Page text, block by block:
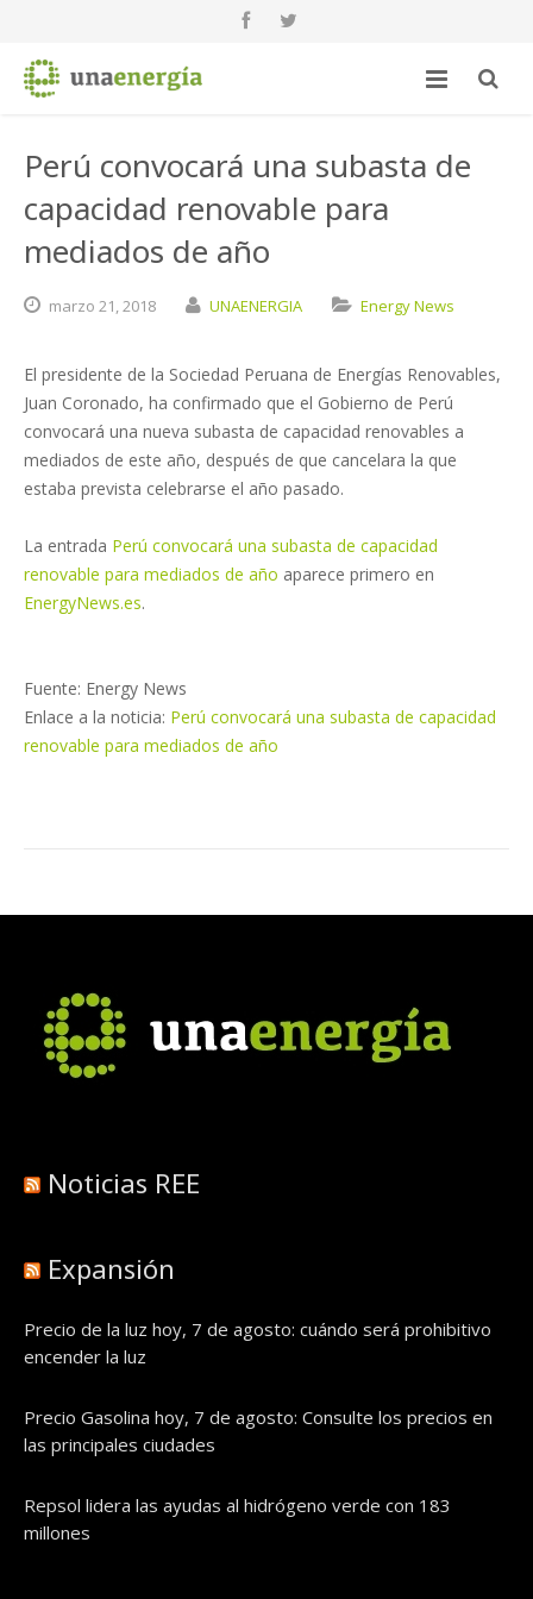
Perú convocará una subasta de
capacidad renovable para
mediados de año
marzo 21,2018 UNAENERGIA Energy News
El presidente de la Sociedad Peruana de Energías Renovables,
Juan Coronado, ha confirmado que el Gobierno de Perú
convocará una nueva subasta de capacidad renovables a
mediados de este año, después de que cancelara la que
estaba prevista celebrarse el año pasado.
La entrada Perú convocará una subasta de capacidad
renovable para mediados de año aparece primero en
EnergyNews.es.
Fuente: Energy News
Enlace a la noticia: Perú convocará una subasta de capacidad
renovable para mediados de año
Noticias REE
Expansión
Precio de la luz hoy, 7 de agosto: cuándo será prohibitivo
encender la luz
Precio Gasolina hoy, 7 de agosto: Consulte los precios en
las principales ciudades
Repsol lidera las ayudas al hidrógeno verde con 183
millones